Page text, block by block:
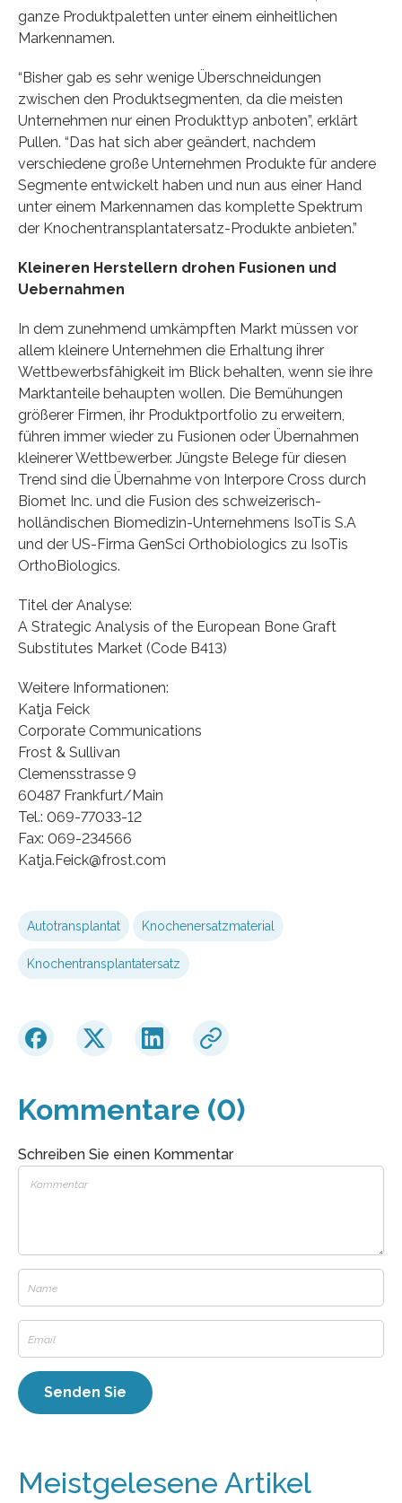
ganze Produktpaletten unter einem einheitlichen
Markennamen.
“Bisher gab es sehr wenige Überschneidungen
zwischen den Produktsegmenten, da die meisten
Unternehmen nur einen Produkttyp anboten”, erklärt
Pullen. “Das hat sich aber geändert, nachdem
verschiedene große Unternehmen Produkte für andere
Segmente entwickelt haben und nun aus einer Hand
unter einem Markennamen das komplette Spektrum
der Knochentransplantatersatz-Produkte anbieten.”
Kleineren Herstellern drohen Fusionen und
Uebernahmen
In dem zunehmend umkämpften Markt müssen vor
allem kleinere Unternehmen die Erhaltung ihrer
Wettbewerbsfähigkeit im Blick behalten, wenn sie ihre
Marktanteile behaupten wollen. Die Bemühungen
größerer Firmen, ihr Produktportfolio zu erweitern,
führen immer wieder zu Fusionen oder Übernahmen
kleinerer Wettbewerber. Jüngste Belege für diesen
Trend sind die Übernahme von Interpore Cross durch
Biomet Inc. und die Fusion des schweizerisch-
holländischen Biomedizin-Unternehmens IsoTis S.A
und der US-Firma GenSci Orthobiologics zu IsoTis
OrthoBiologics.
Titel der Analyse:
A Strategic Analysis of the European Bone Graft
Substitutes Market (Code B413)
Weitere Informationen:
Katja Feick
Corporate Communications
Frost & Sullivan
Clemensstrasse 9
60487 Frankfurt/Main
Tel.: 069-77033-12
Fax: 069-234566
Katja.Feick@frost.com
Autotransplantat Knochenersatzmaterial
Knochentransplantatersatz
Kommentare (0)
Schreiben Sie einen Kommentar
Meistgelesene Artikel